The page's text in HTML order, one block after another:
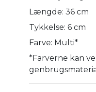
Længde: 36 cm
Tykkelse: 6 cm
Farve: Multi*
*Farverne kan